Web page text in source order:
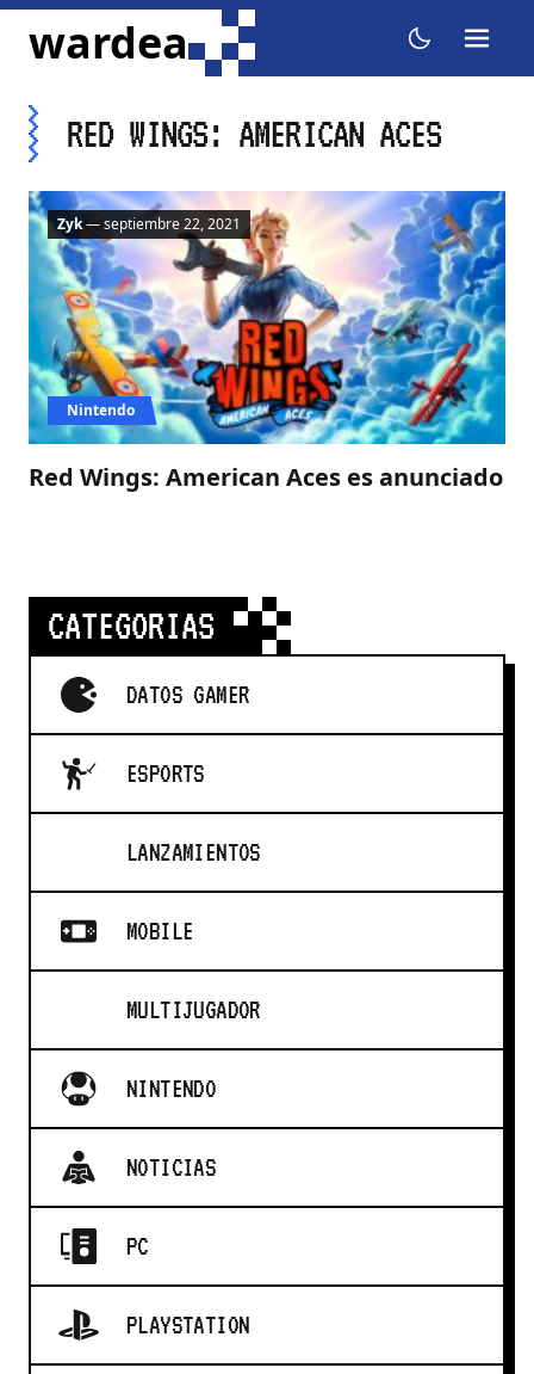
ir al contenido
wardea dark mode
menu
RED WINGS: AMERICAN ACES
Red Wings: American Aces es anunciado
Nintendo
Zyk— septiembre 22, 2021
CATEGORIAS
DATOS GAMER
ESPORTS
LANZAMIENTOS
MOBILE
MULTIJUGADOR
NINTENDO
NOTICIAS
PC
PLAYSTATION